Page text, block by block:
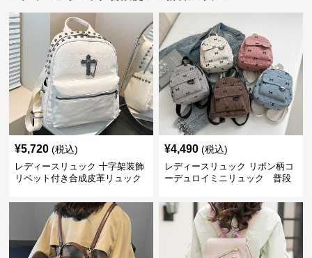
¥5,720 (税込)
レディースリュック 十字架装飾
リベット付き合成皮革リュック
¥4,490 (税込)
レディースリュック リボン柄コ
ーデュロイミニリュック 普段